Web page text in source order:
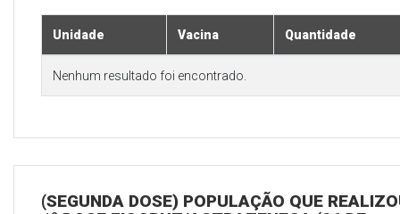
Unidade Vacina Quantidade
Nenhum resultado foi encontrado.
(SEGUNDA DOSE) POPULAÇÃO QUE